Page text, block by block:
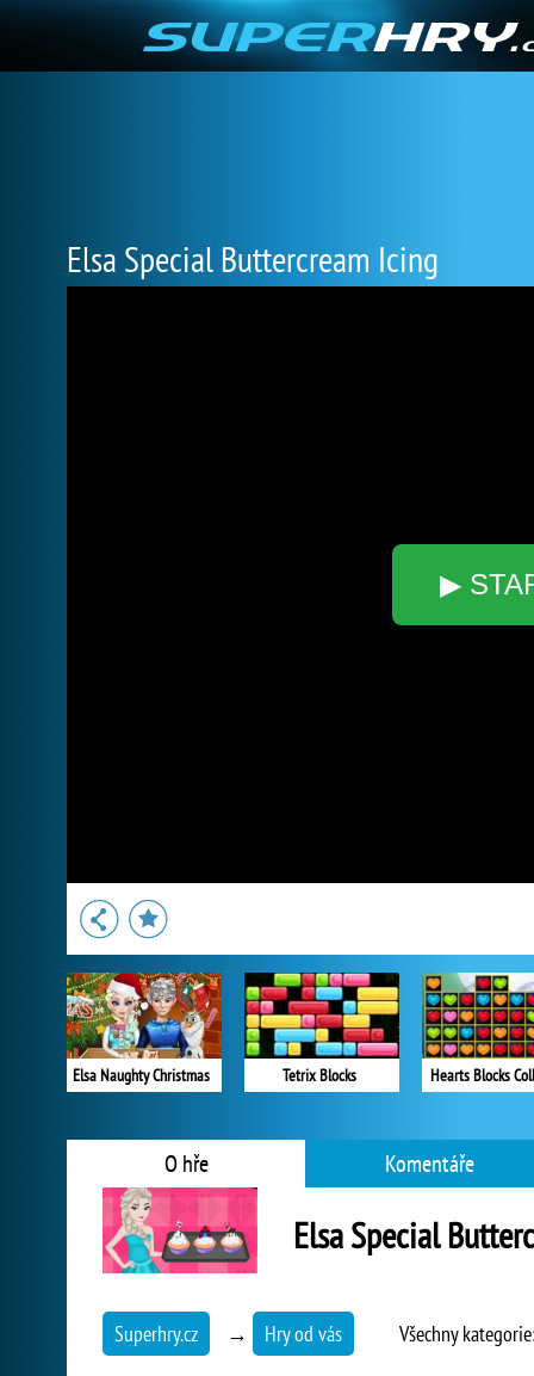
Elsa Special Buttercream Icing
▶
Elsa Naughty Christmas Tetrix Blocks Hearts Blocks
O hře Komentáře
Elsa Special
Superhry.cz → Hry od vás Všechny